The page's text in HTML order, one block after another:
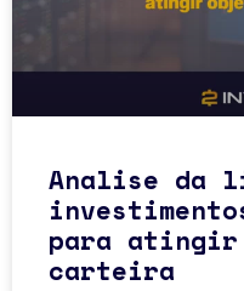
Analise da
para
carteira